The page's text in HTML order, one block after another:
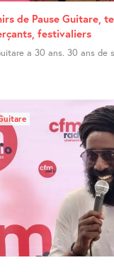
de Pause Guitare,
festivaliers
a 30 ans. 30 ans de